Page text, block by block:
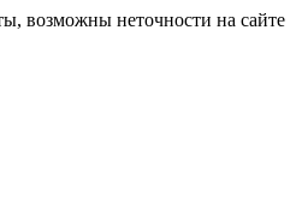
возможны неточности на сайте